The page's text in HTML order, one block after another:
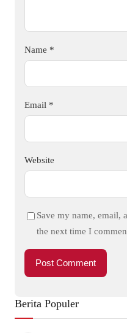
Name *
Email *
Website
Save my name, email,
the next time I
Berita Populer